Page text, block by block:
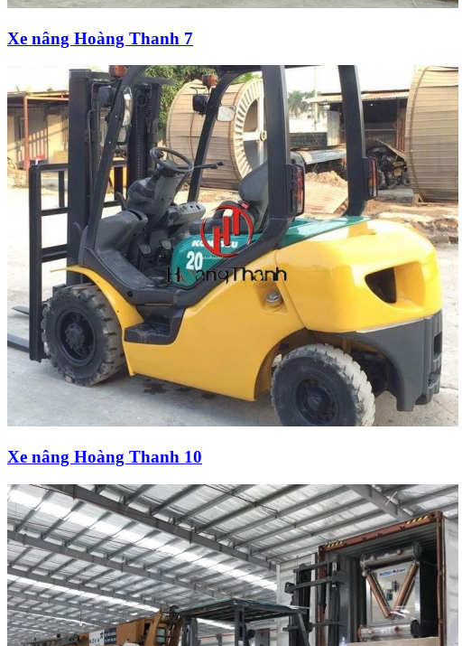
Xe nâng Hoàng Thanh 7
Xe nâng Hoàng Thanh 10